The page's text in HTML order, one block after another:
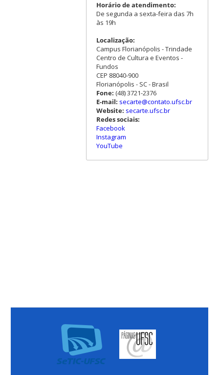
Horário de atendimento:
De segunda a sexta-feira das 7h
às 19h
Localização:
Campus Florianópolis - Trindade
Centro de Cultura e Eventos -
Fundos
CEP 88040-900
Florianópolis - SC - Brasil
Fone: (48) 3721-2376
E-mail: secarte@contato.ufsc.br
Website: secarte.ufsc.br
Redes sociais:
Facebook
Instagram
YouTube